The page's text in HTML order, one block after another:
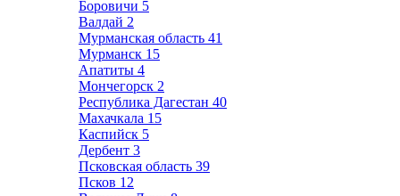
Боровичи 5
Валдай 2
Мурманская область 41
Мурманск 15
Апатиты 4
Мончегорск 2
Республика Дагестан 40
Махачкала 15
Каспийск 5
Дербент 3
Псковская область 39
Псков 12